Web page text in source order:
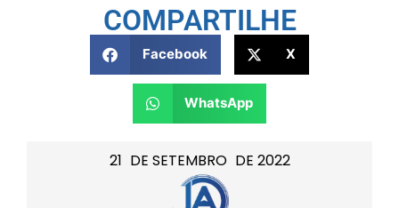
21 DE SETEMBRO DE 2022
COMPARTILHE
Facebook X
WhatsApp